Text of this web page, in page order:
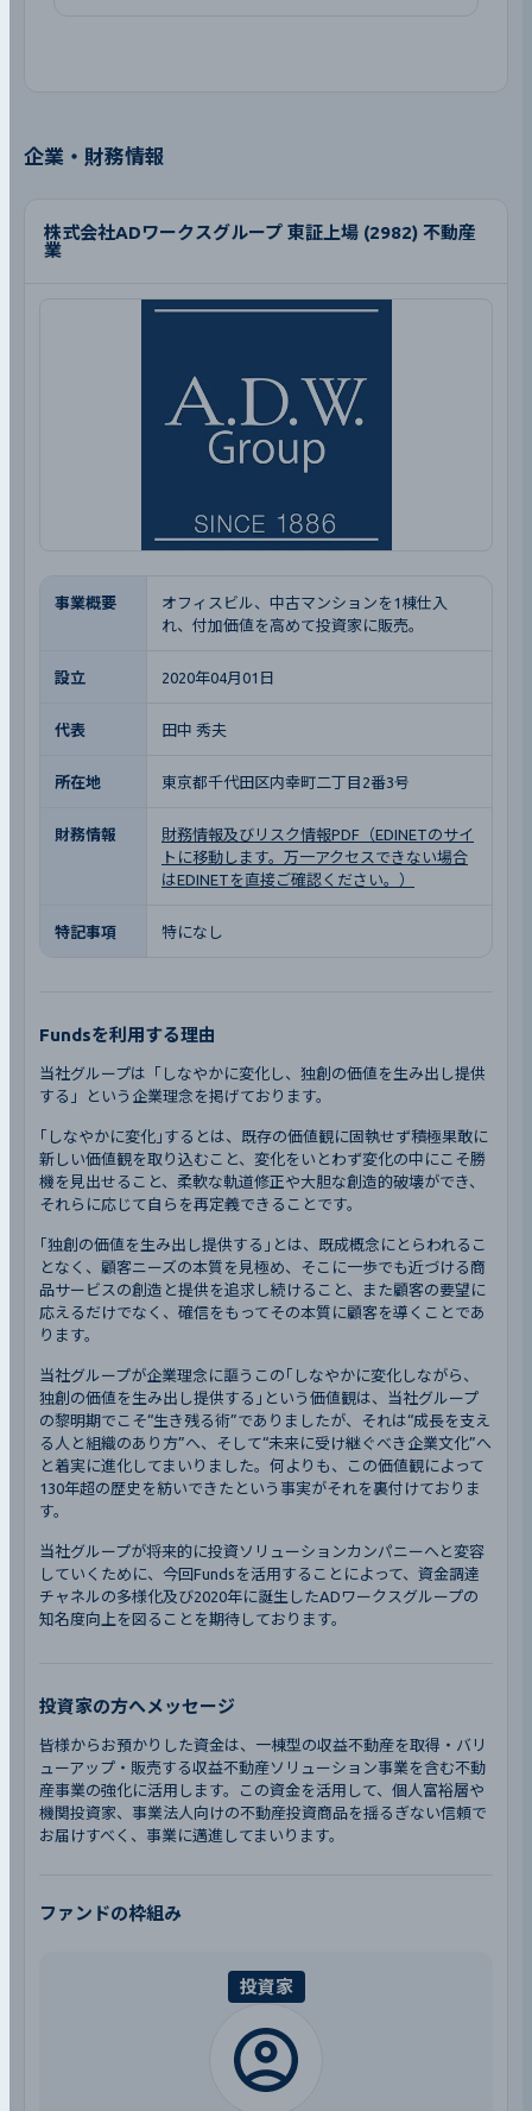
企業・財務情報
株式会社ADワークスグループ 東証上場 (2982) 不動産
業
事業概要
オフィスビル、中古マンションを1棟仕入
れ、付加価値を高めて投資家に販売。
設立 2020年04月01日
代表 田中 秀夫
所在地 東京都千代田区内幸町二丁目2番3号
財務情報
財務情報及びリスク情報PDF（EDINETのサイ
トに移動します。万一アクセスできない場合
はEDINETを直接ご確認ください。）
特記事項 特になし
Fundsを利用する理由
当社グループは「しなやかに変化し、独創の価値を生み出し提供
する」という企業理念を掲げております。
｢しなやかに変化｣するとは、既存の価値観に固執せず積極果敢に
新しい価値観を取り込むこと、変化をいとわず変化の中にこそ勝
機を見出せること、柔軟な軌道修正や大胆な創造的破壊ができ、
それらに応じて自らを再定義できることです。
｢独創の価値を生み出し提供する｣とは、既成概念にとらわれるこ
となく、顧客ニーズの本質を見極め、そこに一歩でも近づける商
品サービスの創造と提供を追求し続けること、また顧客の要望に
応えるだけでなく、確信をもってその本質に顧客を導くことであ
ります。
当社グループが企業理念に謳うこの｢しなやかに変化しながら、
独創の価値を生み出し提供する｣という価値観は、当社グループ
の黎明期でこそ“生き残る術”でありましたが、それは“成長を支え
る人と組織のあり方”へ、そして“未来に受け継ぐべき企業文化”へ
と着実に進化してまいりました。何よりも、この価値観によって
130年超の歴史を紡いできたという事実がそれを裏付けておりま
す。
当社グループが将来的に投資ソリューションカンパニーへと変容
していくために、今回Fundsを活用することによって、資金調達
チャネルの多様化及び2020年に誕生したADワークスグループの
知名度向上を図ることを期待しております。
投資家の方へメッセージ
皆様からお預かりした資金は、一棟型の収益不動産を取得・バリ
ューアップ・販売する収益不動産ソリューション事業を含む不動
産事業の強化に活用します。この資金を活用して、個人富裕層や
機関投資家、事業法人向けの不動産投資商品を揺るぎない信頼で
お届けすべく、事業に邁進してまいります。
ファンドの枠組み
投資家